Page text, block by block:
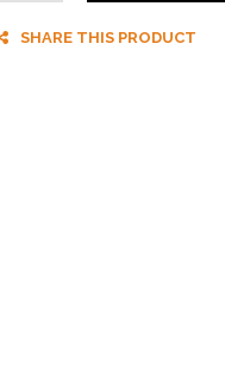
SHARE THIS PRODUCT